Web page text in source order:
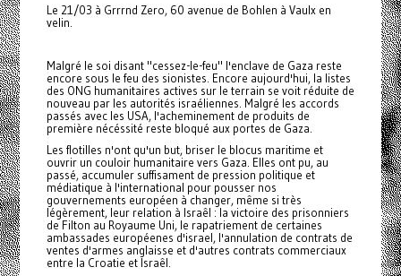
Le 21/03 à Grrrnd Zero, 60 avenue de Bohlen à Vaulx en
velin.
Malgré le soi disant "cessez-le-feu" l'enclave de Gaza reste
encore sous le feu des sionistes. Encore aujourd'hui, la listes
des ONG humanitaires actives sur le terrain se voit réduite de
nouveau par les autorités israéliennes. Malgré les accords
passés avec les USA, l'acheminement de produits de
première nécéssité reste bloqué aux portes de Gaza.
Les flotilles n'ont qu'un but, briser le blocus maritime et
ouvrir un couloir humanitaire vers Gaza. Elles ont pu, au
passé, accumuler suffisament de pression politique et
médiatique à l'international pour pousser nos
gouvernements européen à changer, même si très
légèrement, leur relation à Israêl : la victoire des prisonniers
de Filton au Royaume Uni, le rapatriement de certaines
ambassades européenes d'israel, l'annulation de contrats de
ventes d'armes anglaisse et d'autres contrats commerciaux
entre la Croatie et Israêl.